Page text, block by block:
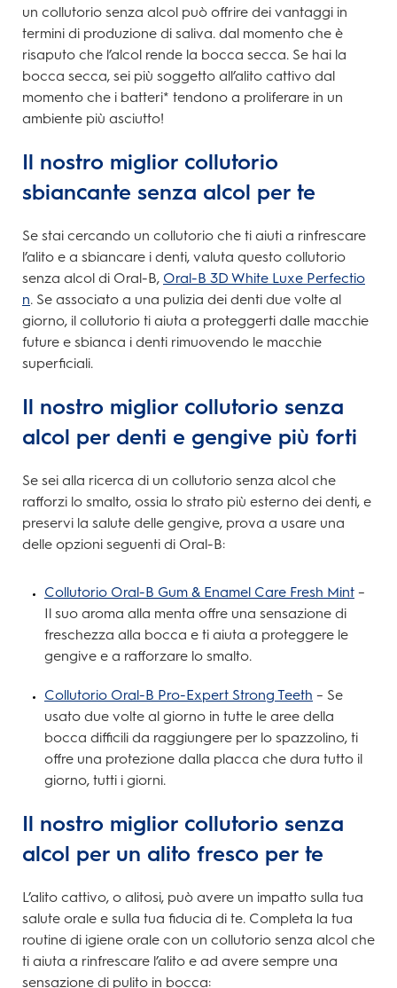
un collutorio senza alcol può offrire dei vantaggi in
termini di produzione di saliva. dal momento che è
risaputo che l’alcol rende la bocca secca. Se hai la
bocca secca, sei più soggetto all’alito cattivo dal
momento che i batteri* tendono a proliferare in un
ambiente più asciutto!
Il nostro miglior collutorio
sbiancante senza alcol per te
Se stai cercando un collutorio che ti aiuti a rinfrescare
l’alito e a sbiancare i denti, valuta questo collutorio
senza alcol di Oral-B, Oral-B 3D White Luxe Perfectio
n. Se associato a una pulizia dei denti due volte al
giorno, il collutorio ti aiuta a proteggerti dalle macchie
future e sbianca i denti rimuovendo le macchie
superficiali.
Il nostro miglior collutorio senza
alcol per denti e gengive più forti
Se sei alla ricerca di un collutorio senza alcol che
rafforzi lo smalto, ossia lo strato più esterno dei denti, e
preservi la salute delle gengive, prova a usare una
delle opzioni seguenti di Oral-B:
Collutorio Oral-B Gum & Enamel Care Fresh Mint –
Il suo aroma alla menta offre una sensazione di
freschezza alla bocca e ti aiuta a proteggere le
gengive e a rafforzare lo smalto.
Collutorio Oral-B Pro-Expert Strong Teeth – Se
usato due volte al giorno in tutte le aree della
bocca difficili da raggiungere per lo spazzolino, ti
offre una protezione dalla placca che dura tutto il
giorno, tutti i giorni.
Il nostro miglior collutorio senza
alcol per un alito fresco per te
L’alito cattivo, o alitosi, può avere un impatto sulla tua
salute orale e sulla tua fiducia di te. Completa la tua
routine di igiene orale con un collutorio senza alcol che
ti aiuta a rinfrescare l’alito e ad avere sempre una
sensazione di pulito in bocca: